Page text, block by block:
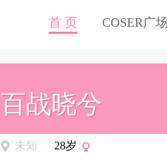
首 页 COSER广
百战晓兮
未知 28岁